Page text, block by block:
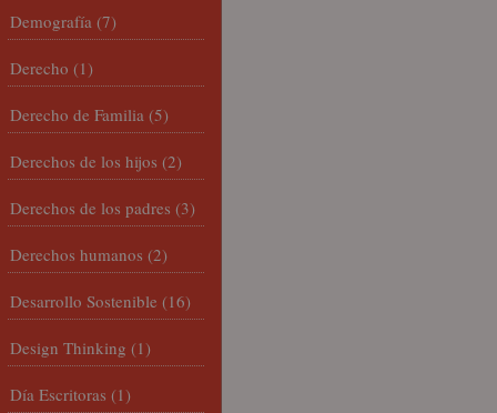
Demografía (7)
Derecho (1)
Derecho de Familia (5)
Derechos de los hijos (2)
Derechos de los padres (3)
Derechos humanos (2)
Desarrollo Sostenible (16)
Design Thinking (1)
Día Escritoras (1)